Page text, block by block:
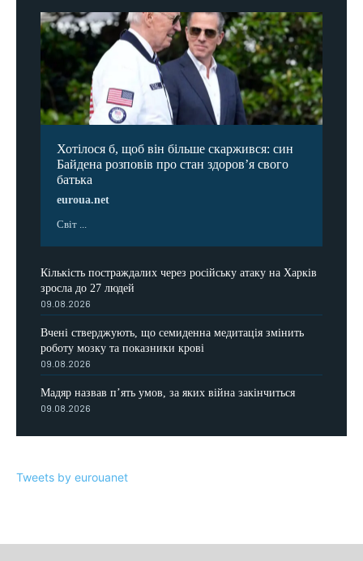
Хотілося б, щоб він більше скаржився: син
Байдена розповів про стан здоров’я свого
батька
euroua.net
Світ ...
Кількість постраждалих через російську атаку на Харків
зросла до 27 людей
09.08.2026
Вчені стверджують, що семиденна медитація змінить
роботу мозку та показники крові
09.08.2026
Мадяр назвав п’ять умов, за яких війна закінчиться
09.08.2026
Tweets by eurouanet